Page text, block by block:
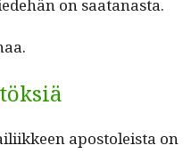
on saatanasta.
apos­toleista on